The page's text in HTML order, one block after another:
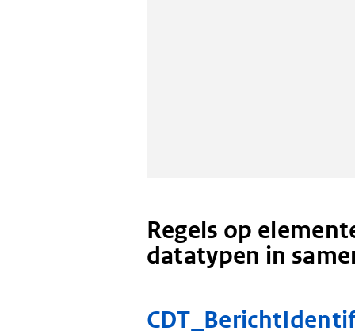
Regels op
datatypen in